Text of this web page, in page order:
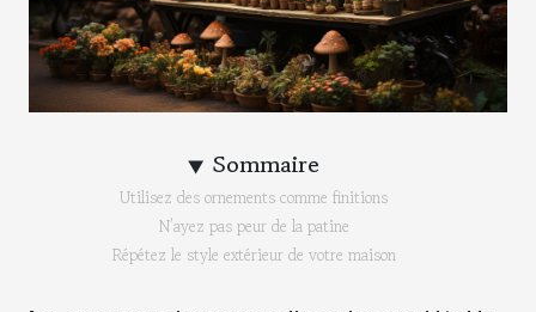
Sommaire
Utilisez des ornements comme finitions
N’ayez pas peur de la patine
Répétez le style extérieur de votre maison